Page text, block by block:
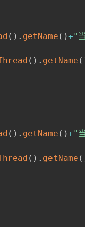
( ) . getName ( )+"当前
( ) . getName ( )
( ) . getName ( )+"当前
( ) . getName ( )